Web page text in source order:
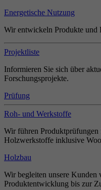
Energetische Nutzung
Wir entwickeln Produkte und
Projektliste
Informieren Sie sich über
Forschungsprojekte.
Prüfung
Roh- und Werkstoffe
Wir führen
Holzwerkstoffe inklusive
Holzbau
Wir begleiten unsere Kunden
Produktentwicklung bis zur